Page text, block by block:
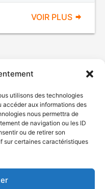
utilisons des technologies
aux informations des
nous permettra de
de navigation ou les ID
ou de retirer son
sur certaines caractéristiques
VOIR PLUS
2026